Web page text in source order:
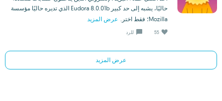
حاليًا، يشبه إلى حد كبير Eudora 8.0.01b الذي تديره حاليًا مؤسسة
Mozilla؛ فقط اختر.
عرض المزيد
55 للرد
عرض المزيد